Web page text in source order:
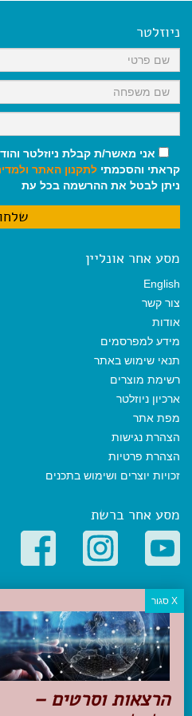
p
m
ניוזלטר
אני מאשר/ת קבלת ניוזלטר
קראתי והסכמתי לתקנון האתר
ניתן לבטל את ההרשמה בכל עת
מסע אחר אונליין
English
צור קשר
אודות
מידע למפרסמים
תנאי שימוש באתר
רשימת מוצרים
ארכיון ניוזלטר
מפת אתר
הצהרת נגישות
הצהרת פרטיות
זכויות יוצרים ושימוש בתכנים
מסע אחר ברשת
קטגוריות פופולריות
יעדים
טיולים בישראל
מלונות בוטיק בישראל
טיפים והמלצות
הכנות לנסיעה
הרצאות וסרטים –